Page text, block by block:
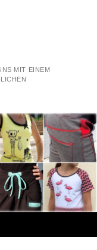
MIT EINEM